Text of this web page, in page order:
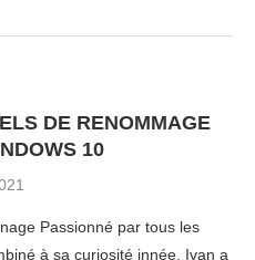
DE RENOMMAGE
10
Passionné par tous les
à sa curiosité innée, Ivan a